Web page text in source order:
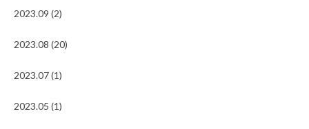
2023.09 (2)
2023.08 (20)
2023.07 (1)
2023.05 (1)